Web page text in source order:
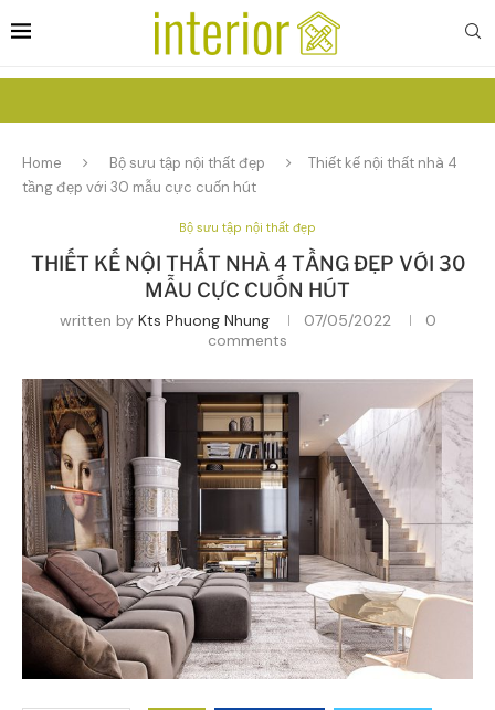
Home Bộ sưu tập nội thất đẹp
Thiết kế nội thất nhà 4
tầng đẹp với 30 mẫu cực cuốn hút
Bộ sưu tập nội thất đẹp
THIẾT KẾ NỘI THẤT NHÀ 4 TẦNG ĐẸP VỚI 30
MẪU CỰC CUỐN HÚT
written by Kts Phuong Nhung 07/05/2022
0
comments